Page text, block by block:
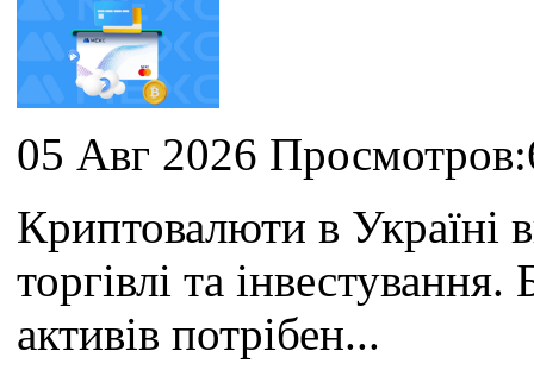
05 Авг 2026
Криптовалюти в Україні
торгівлі та
активів потрібен...